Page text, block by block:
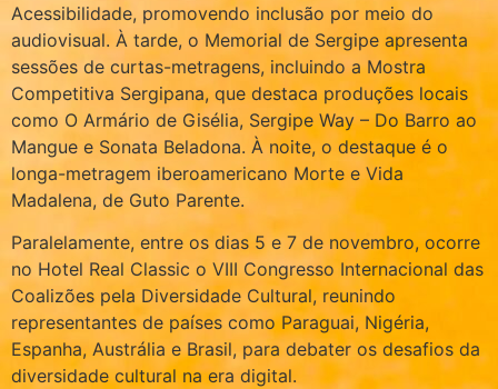
Acessibilidade, promovendo inclusão por meio do
audiovisual. À tarde, o Memorial de Sergipe apresenta
sessões de curtas-metragens, incluindo a Mostra
Competitiva Sergipana, que destaca produções locais
como O Armário de Gisélia, Sergipe Way – Do Barro ao
Mangue e Sonata Beladona. À noite, o destaque é o
longa-metragem iberoamericano Morte e Vida
Madalena, de Guto Parente.
Paralelamente, entre os dias 5 e 7 de novembro, ocorre
no Hotel Real Classic o VIII Congresso Internacional das
Coalizões pela Diversidade Cultural, reunindo
representantes de países como Paraguai, Nigéria,
Espanha, Austrália e Brasil, para debater os desafios da
diversidade cultural na era digital.